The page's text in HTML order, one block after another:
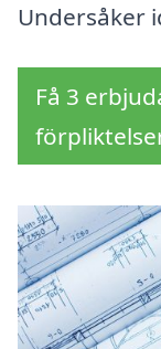
Undersåker
Få 3